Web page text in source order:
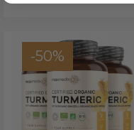
-50%